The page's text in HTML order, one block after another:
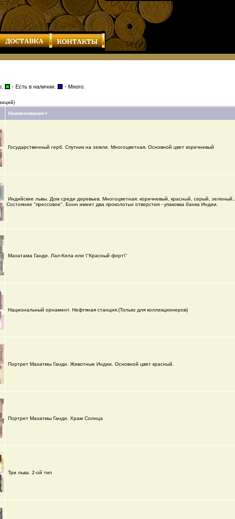
- Есть в наличии. - Много.
Наименование+
Государственный герб. Спутник на земли. Многоцветная. Основной цвет коричневый
Индийские львы. Дом среди деревьев. Многоцветная: коричневый, красный, серый, зеленый...
Состояние "прессовое". Бонн имеет два проколотых отверстия - упаковка банка Индии.
Махатама Ганди. Лал-Кила или \"Красный форт\"
Национальный орнамент. Нефтяная станция.(Только для коллекционеров)
Портрет Махатмы Ганди. Животные Индии. Основной цвет красный.
Портрет Махатмы Ганди. Храм Солнца
Три льва. 2-ой тип